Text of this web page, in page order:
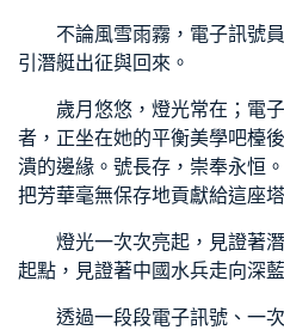
不論風雪雨霧，電子訊號
引潛艇出征與回來。
歲月悠悠，燈光常在；電
者，正坐在她的平衡美學吧檯
潰的邊緣。號長存，崇奉永恒
把芳華毫無保存地貢獻給這座
燈光一次次亮起，見證著
起點，見證著中國水兵走向深
透過一段段電子訊號、一